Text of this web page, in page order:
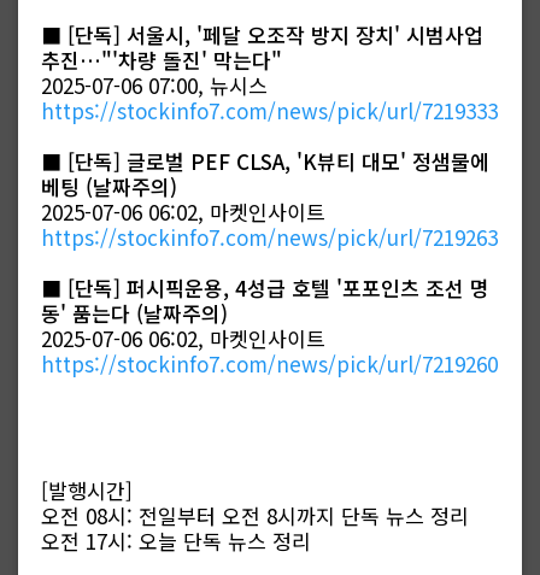
■ [단독] 서울시, '페달 오조작 방지 장치' 시범사업
추진…"'차량 돌진' 막는다"
2025-07-06 07:00, 뉴시스
https://stockinfo7.com/news/pick/url/7219333
■ [단독] 글로벌 PEF CLSA, 'K뷰티 대모' 정샘물에
베팅 (날짜주의)
2025-07-06 06:02, 마켓인사이트
https://stockinfo7.com/news/pick/url/7219263
■ [단독] 퍼시픽운용, 4성급 호텔 '포포인츠 조선 명
동' 품는다 (날짜주의)
2025-07-06 06:02, 마켓인사이트
https://stockinfo7.com/news/pick/url/7219260
[발행시간]
오전 08시: 전일부터 오전 8시까지 단독 뉴스 정리
오전 17시: 오늘 단독 뉴스 정리